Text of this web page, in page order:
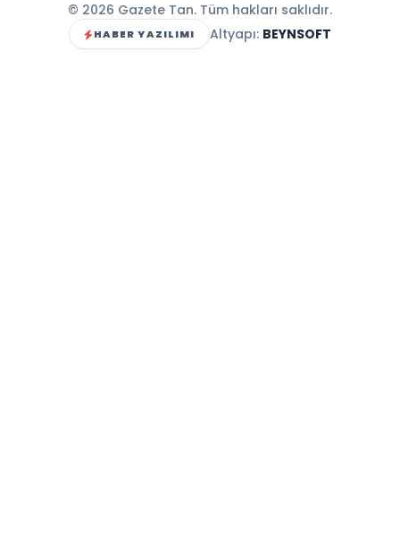
© 2026 Gazete Tan. Tüm hakları saklıdır.
HABER YAZILIMI Altyapı: BEYNSOFT